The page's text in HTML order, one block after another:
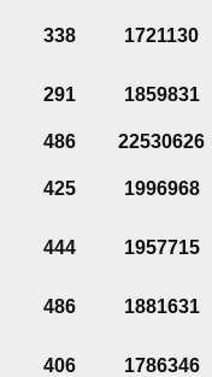
338 1721130
291 1859831
486
22530626
425 1996968
444 1957715
486 1881631
406 1786346